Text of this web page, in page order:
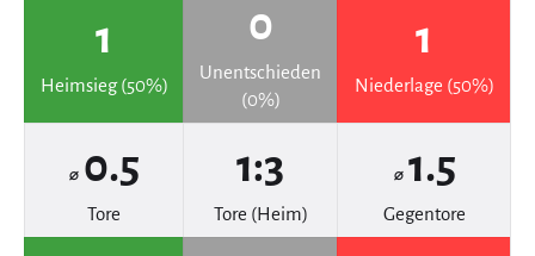
1
Heimsieg (50%)
0
Unentschieden
(0%)
1
Niederlage (50%)
⌀ 0.5
Tore
1:3
Tore (Heim)
⌀ 1.5
Gegentore